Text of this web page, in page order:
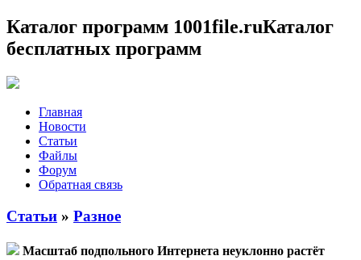
Каталог программ 1001file.ruКаталог
бесплатных программ
Главная
Новости
Статьи
Файлы
Форум
Обратная связь
Статьи » Разное
Масштаб подпольного Интернета неуклонно растёт